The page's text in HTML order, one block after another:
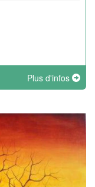
Plus d'infos